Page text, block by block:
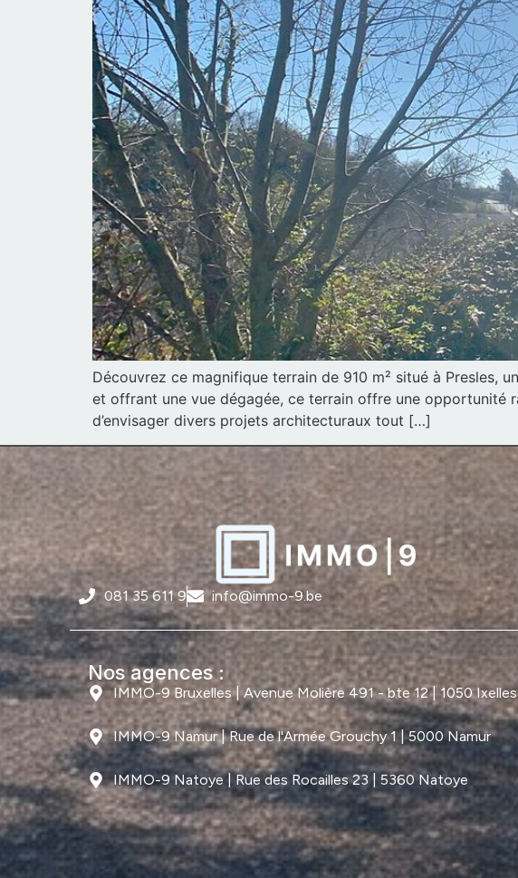
Découvrez ce magnifique terrain de 910 m² situé à Presles,
et offrant une vue dégagée, ce terrain offre une opportunité
d’envisager divers projets architecturaux tout […]
081 35 611 9 info@immo-9.be
Nos agences :
IMMO-9 Bruxelles | Avenue Molière 491 - bte 12 | 1050 Ixelles
IMMO-9 Namur | Rue de l'Armée Grouchy 1 | 5000 Namur
IMMO-9 Natoye | Rue des Rocailles 23 | 5360 Natoye